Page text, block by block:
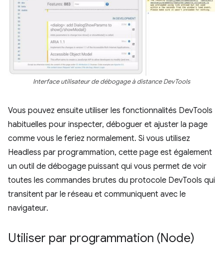
Interface utilisateur de débogage à distance DevTools
Vous pouvez ensuite utiliser les fonctionnalités DevTools
habituelles pour inspecter, déboguer et ajuster la page
comme vous le feriez normalement. Si vous utilisez
Headless par programmation, cette page est également
un outil de débogage puissant qui vous permet de voir
toutes les commandes brutes du protocole DevTools qui
transitent par le réseau et communiquent avec le
navigateur.
Utiliser par programmation (Node)